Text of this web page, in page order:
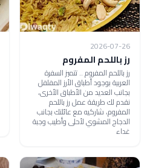
2026-07-26
رز باللحم المفروم
رز باللحم المفروم .. تتميز السفرة
العربية بوجود أطباق الأرز المفلفل
بجانب العديد من الأطباق الأخرى،
نقدم لك طريقة عمل رز باللحم
المفروم، شاركيه مع عائلتك بجانب
الدجاج المشوي لأحلى وأطيب وجبة
غداء